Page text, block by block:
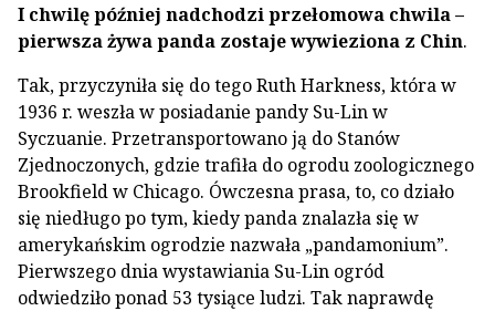
I chwilę później nadchodzi przełomowa chwila –
pierwsza żywa panda zostaje wywieziona z Chin.
Tak, przyczyniła się do tego Ruth Harkness, która w
1936 r. weszła w posiadanie pandy Su-Lin w
Syczuanie. Przetransportowano ją do Stanów
Zjednoczonych, gdzie trafiła do ogrodu zoologicznego
Brookfield w Chicago. Ówczesna prasa, to, co działo
się niedługo po tym, kiedy panda znalazła się w
amerykańskim ogrodzie nazwała „pandamonium”.
Pierwszego dnia wystawiania Su-Lin ogród
odwiedziło ponad 53 tysiące ludzi. Tak naprawdę